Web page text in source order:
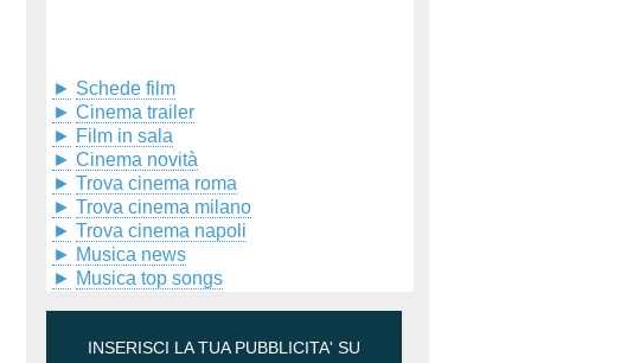
► Schede film
► Cinema trailer
► Film in sala
► Cinema novità
► Trova cinema roma
► Trova cinema milano
► Trova cinema napoli
► Musica news
► Musica top songs
INSERISCI LA TUA PUBBLICITA' SU